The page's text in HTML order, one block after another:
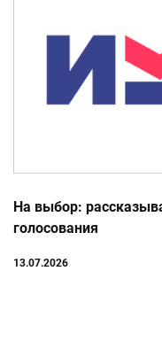
На выбор:
голосования
13.07.2026